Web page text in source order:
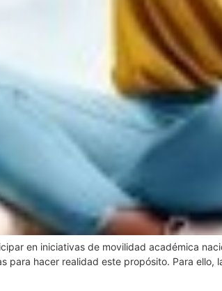
en iniciativas de movilidad académica
para hacer realidad este propósito. Para ello,